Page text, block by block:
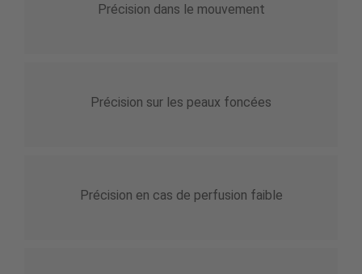
Précision dans le mouvement
Précision sur les peaux foncées
Précision en cas de perfusion faible